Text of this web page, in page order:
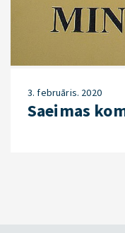
3. februāris. 2020
Saeimas